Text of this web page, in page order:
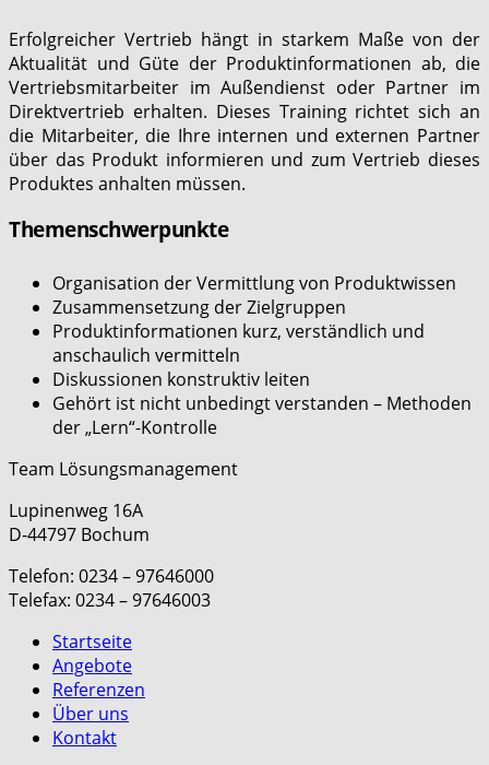
Erfolgreicher Vertrieb hängt in starkem Maße von der
Aktualität und Güte der Produktinformationen ab, die
Vertriebsmitarbeiter im Außendienst oder Partner im
Direktvertrieb erhalten. Dieses Training richtet sich an
die Mitarbeiter, die Ihre internen und externen Partner
über das Produkt informieren und zum Vertrieb dieses
Produktes anhalten müssen.
Themenschwerpunkte
Organisation der Vermittlung von Produktwissen
Zusammensetzung der Zielgruppen
Produktinformationen kurz, verständlich und
anschaulich vermitteln
Diskussionen konstruktiv leiten
Gehört ist nicht unbedingt verstanden – Methoden
der „Lern“-Kontrolle
Team Lösungsmanagement
Lupinenweg 16A
D-44797 Bochum
Telefon: 0234 – 97646000
Telefax: 0234 – 97646003
Startseite
Angebote
Referenzen
Über uns
Kontakt